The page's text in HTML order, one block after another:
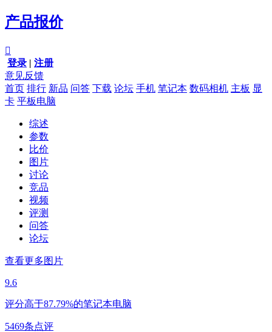
产品报价

登录 | 注册
意见反馈
首页 排行 新品 问答 下载 论坛 手机 笔记本 数码相机 主板 显
卡 平板电脑
综述
参数
比价
图片
讨论
竞品
视频
评测
问答
论坛
查看更多图片
9.6
评分高于87.79%的笔记本电脑
5469条点评